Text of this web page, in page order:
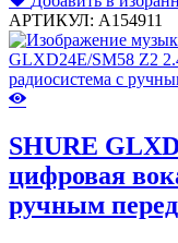
АРТИКУЛ: A154911
SHURE
цифровая
ручным